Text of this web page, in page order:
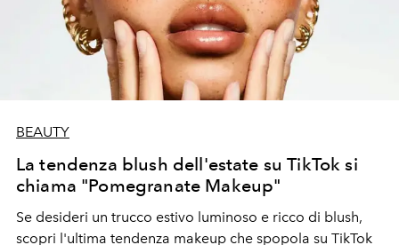
BEAUTY
La tendenza blush dell'estate su TikTok si
chiama "Pomegranate Makeup"
Se desideri un trucco estivo luminoso e ricco di blush,
scopri l'ultima tendenza makeup che spopola su TikTok